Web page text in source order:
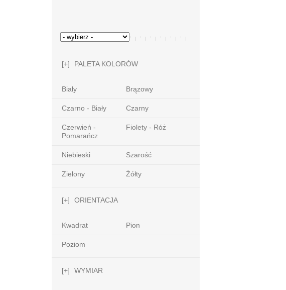
[+] PALETA KOLORÓW
Biały Brązowy
Czarno - Biały Czarny
Czerwień -
Pomarańcz
Fiolety - Róż
Niebieski Szarość
Zielony Żółty
[+] ORIENTACJA
Kwadrat Pion
Poziom
[+] WYMIAR